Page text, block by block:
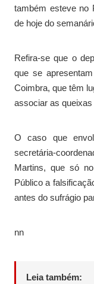
também esteve no
de hoje do
Refira-se que o
que se
Coimbra, que têm
associar as queixas
O caso que
secretária-
Martins, que só
Público a
antes do sufrágio
nn
Leia também: